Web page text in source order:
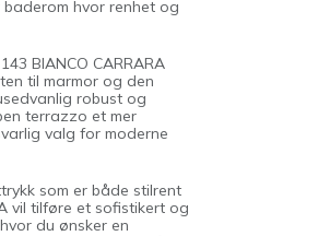
hvor renhet og
BIANCO CARRARA
til marmor og den
robust og
terrazzo et mer
valg for moderne
som er både stilrent
vil tilføre et sofistikert og
du ønsker en